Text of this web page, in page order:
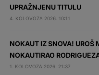
UPRAŽNJENU TITULU
4. KOLOVOZA 2026. 10:11
NOKAUT IZ SNOVA! UROŠ
NOKAUTIRAO
1. KOLOVOZA 2026. 21:37